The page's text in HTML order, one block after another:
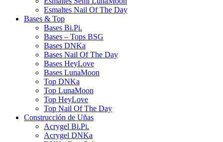
Esmaltes Nail Of The Day
Bases & Top
Bases Bi.Pi.
Bases – Tops BSG
Bases DNKa
Bases Nail Of The Day
Bases HeyLove
Bases LunaMoon
Top DNKa
Top LunaMoon
Top HeyLove
Top Nail Of The Day
Construcción de Uñas
Acrygel Bi.Pi.
Acrygel DNKa